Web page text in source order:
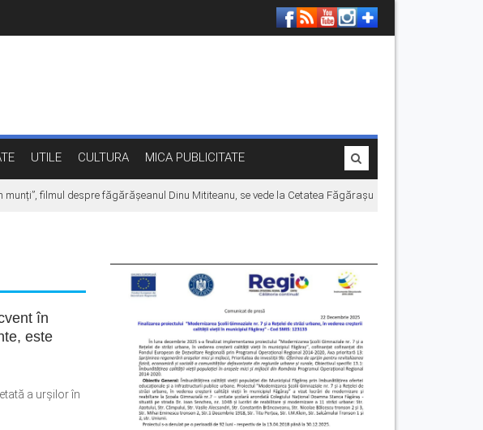
UTILE CULTURA MICA PUBLICITATE
filmul despre făgărășeanul Dinu Mititeanu, se vede la Cetatea Făgărașului, înainte de premiera în
în
este
a urșilor în